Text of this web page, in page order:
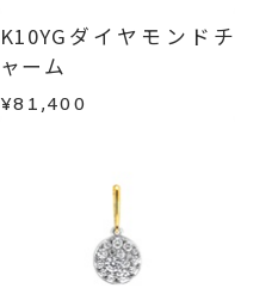
K10YGダイヤモンドチ
ャーム
¥81,400